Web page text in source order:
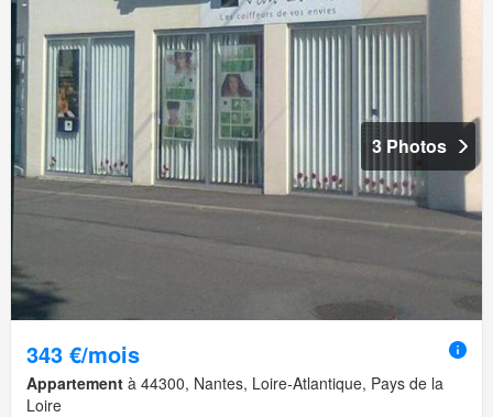
3 Photos
343 €/mois
Appartement à 44300, Nantes, Loire-Atlantique, Pays de la
Loire